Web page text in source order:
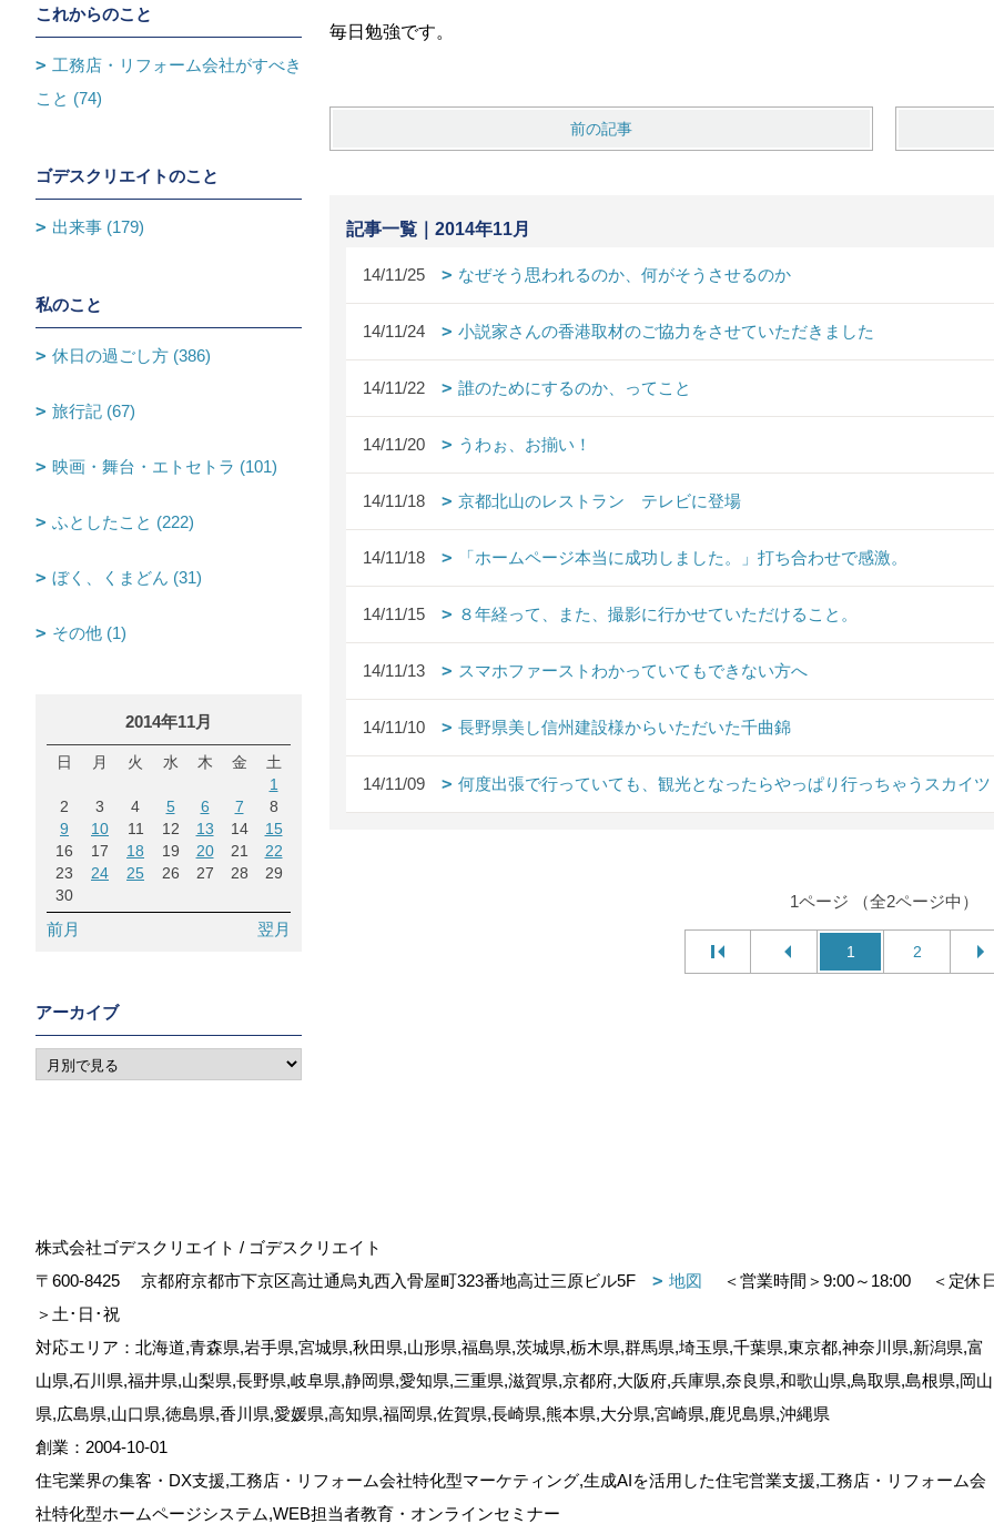
毎日勉強です。
前の記事
記事一覧｜2014年11月
14/11/25 なぜそう思われるのか、何がそうさせるのか
14/11/24 小説家さんの香港取材のご協力をさせていただきました
14/11/22 誰のためにするのか、ってこと
14/11/20 うわぉ、お揃い！
14/11/18 京都北山のレストラン テレビに登場
14/11/18 「ホームページ本当に成功しました。」打ち合わせで感激。
14/11/15 ８年経って、また、撮影に行かせていただけること。
14/11/13 スマホファーストわかっていてもできない方へ
14/11/10 長野県美し信州建設様からいただいた千曲錦
14/11/09 何度出張で行っていても、観光となったらやっぱり行っちゃうスカイ
1ページ （全2ページ中）
1 2
これからのこと
工務店・リフォーム会社がすべき
こと (74)
ゴデスクリエイトのこと
出来事 (179)
私のこと
休日の過ごし方 (386)
旅行記 (67)
映画・舞台・エトセトラ (101)
ふとしたこと (222)
ぼく、くまどん (31)
その他 (1)
2014年11月
日 月 火 水 木 金
土
1
2
3 4 5 6 7
8
9
10 11 12 13 14
15
16
17 18 19 20 21
22
23
24 25 26 27 28
29
30
前月 翌月
アーカイブ
株式会社ゴデスクリエイト / ゴデスクリエイト
〒600-8425
京都府京都市下京区高辻通烏丸西入骨屋町323番地高辻三原ビル5F 地図 ＜営業時間＞9:00～18:00
＜定休
＞土･日･祝
対応エリア：北海道,青森県,岩手県,宮城県,秋田県,山形県,福島県,茨城県,栃木県,群馬県,埼玉県,千葉県,東京都,神奈川県,新潟県,富
山県,石川県,福井県,山梨県,長野県,岐阜県,静岡県,愛知県,三重県,滋賀県,京都府,大阪府,兵庫県,奈良県,和歌山県,鳥取県,島根県,岡山
県,広島県,山口県,徳島県,香川県,愛媛県,高知県,福岡県,佐賀県,長崎県,熊本県,大分県,宮崎県,鹿児島県,沖縄県
創業：2004-10-01
住宅業界の集客・DX支援,工務店・リフォーム会社特化型マーケティング,生成AIを活用した住宅営業支援,工務店・リフォーム会
社特化型ホームページシステム,WEB担当者教育・オンラインセミナー